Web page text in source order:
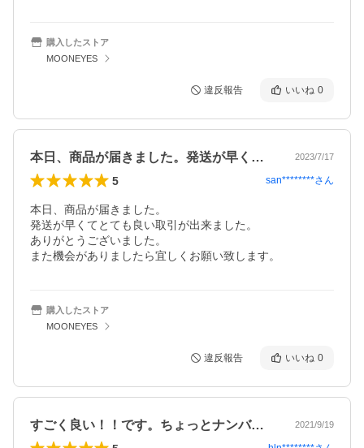
購入したストア
MOONEYES
違反報告 いいね 0
本日、商品が届きました。発送が早くてと… 2023/7/17
5 san********さん
本日、商品が届きました。
発送が早くてとても良い取引が出来ました。
ありがとうございました。
また機会がありましたら宜しくお願い致します。
購入したストア
MOONEYES
違反報告 いいね 0
すごく良い！！です。ちょっとナンバーオ… 2021/9/19